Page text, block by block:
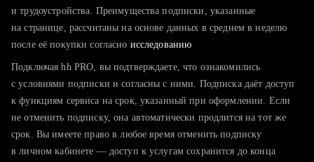
тратите много времени на поиск и вручную поднимаете
хотите сравнить себя с конкурентами и оценить шансы
и трудоустройства. Преимущества подписки, указанные
на странице, рассчитаны на основе данных в среднем в неделю
после её покупки согласно исследованию
Подключая hh PRO, вы подтверждаете, что ознакомились
с условиями подписки и согласны с ними. Подписка даёт доступ
к функциям сервиса на срок, указанный при оформлении. Если
не отменить подписку, она автоматически продлится на тот же
срок. Вы имеете право в любое время отменить подписку
в личном кабинете — доступ к услугам сохранится до конца